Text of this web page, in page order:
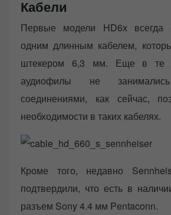
Кабели
Первые модели HD6х всегда
одним длинным кабелем,
штекером 6,3 мм. Еще в те
аудиофилы не
соединениями, как сейчас,
необходимости в таких кабелях.
Кроме того, недавно
подтвердили, что есть в
разъем Sony 4.4 мм Pentaconn.